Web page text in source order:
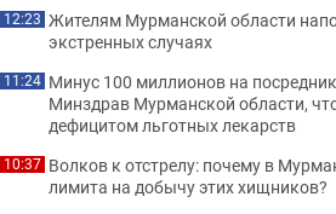
12:23 Жителям Мурманской области
экстренных случаях
11:24 Минус 100 миллионов на
Минздрав Мурманской области,
дефицитом льготных лекарств
10:37 Волков к отстрелу: почему в
лимита на добычу этих хищников?